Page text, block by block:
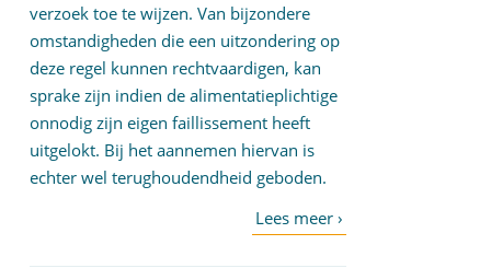
verzoek toe te wijzen. Van bijzondere
omstandigheden die een uitzondering op
deze regel kunnen rechtvaardigen, kan
sprake zijn indien de alimentatieplichtige
onnodig zijn eigen faillissement heeft
uitgelokt. Bij het aannemen hiervan is
echter wel terughoudendheid geboden.